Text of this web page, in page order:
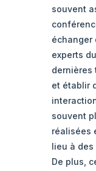
souvent
échanger
experts
dernières
et établir
souvent
réalisées
lieu à
De plus,